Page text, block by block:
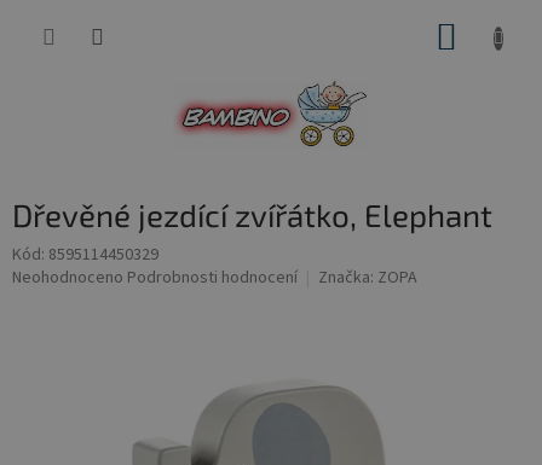
Dřevěné jezdící zvířátko, Elephant
Kód: 8595114450329
Průměrné
Neohodnoceno Podrobnosti hodnocení Značka: ZOPA